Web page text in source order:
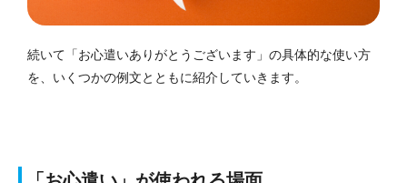
続いて「お心遣いありがとうございます」の具体的な使い方
を、いくつかの例文とともに紹介していきます。